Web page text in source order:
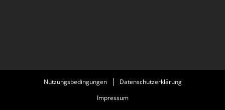
Nutzungsbedingungen
Datenschutzerklärung
Impressum